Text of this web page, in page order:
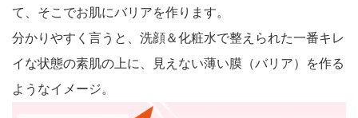
て、そこでお肌にバリアを作ります。
分かりやすく言うと、洗顔＆化粧水で整えられた一番キレ
イな状態の素肌の上に、見えない薄い膜（バリア）を作る
ようなイメージ。